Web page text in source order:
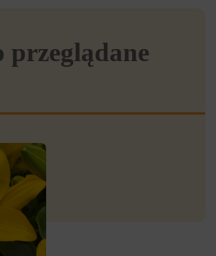
przeglądane